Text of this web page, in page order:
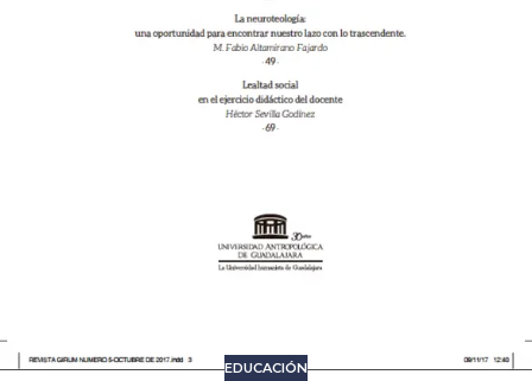
EDUCACIÓN